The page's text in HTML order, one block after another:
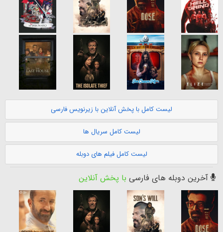
لیست کامل با پخش آنلاین با زیرنویس فارسی
لیست کامل سریال ها
لیست کامل فیلم های دوبله
آخرین دوبله های فارسی با پخش آنلاین